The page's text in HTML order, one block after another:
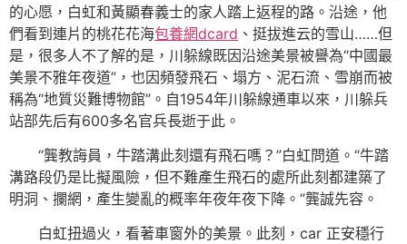
的心愿，白虹和黃顯春義士的家人踏上返程的路。沿途，他
們看到連片的桃花花海包養網dcard 、挺拔進云的雪山……但
是，很多人不了解的是，川躲線既因沿途美景被譽為“中國最
美景不雅年夜道”，也因頻發飛石、塌方、泥石流、雪崩而被
稱為“地質災難博物館”。自1954年川躲線通車以來，川躲兵
站部先后有600多名官兵長逝于此。
“龔教誨員，牛踏溝此刻還有飛石嗎？”白虹問道。“牛踏
溝路段仍是比擬風險，但不難產生飛石的處所此刻都建築了
明洞、攔網，產生變亂的概率年夜年夜下降。”龔誠先容。
白虹扭過火，看著車窗外的美景。此刻，car 正安穩行